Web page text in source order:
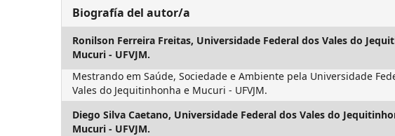
Biografía del autor/a
Ronilson Ferreira Freitas, Universidade Federal dos Vales do
Mucuri - UFVJM.
Mestrando em Saúde, Sociedade e Ambiente pela Universidade
Vales do Jequitinhonha e Mucuri - UFVJM.
Diego Silva Caetano, Universidade Federal dos Vales do
Mucuri - UFVJM.